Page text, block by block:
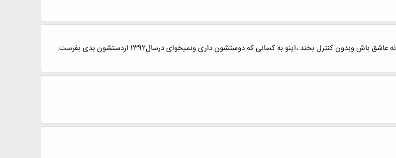
سال1391کم کم داره تموم میشه، یادت باشه زندگی کوتاهه،صادقانه عاشق باش وبدون کنترل بخند ،اینو به کسانی که دوستشون داری ونمیخوای درسال1392 ازدستشون بدی بفرست.